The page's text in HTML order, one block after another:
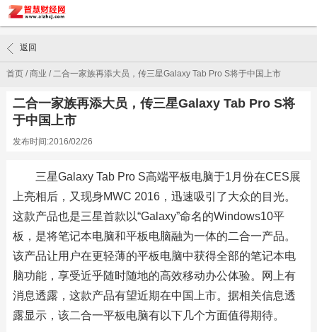
首页/商业 /二合一家族再添大员，传三星Galaxy Tab Pro S将于中国上市
返回
二合一家族再添大员，传三星Galaxy Tab Pro S将
于中国上市
发布时间:2016/02/26
三星Galaxy Tab Pro S高端平板电脑于1月份在CES展
上亮相后，又现身MWC 2016，迅速吸引了大众的目光。
这款产品也是三星首款以“Galaxy”命名的Windows10平
板，是将笔记本电脑和平板电脑融为一体的二合一产品。
该产品让用户在更轻薄的平板电脑中获得全部的笔记本电
脑功能，享受近乎随时随地的高效移动办公体验。网上有
消息透露，这款产品有望近期在中国上市。据相关信息透
露显示，该二合一平板电脑有以下几个方面值得期待。